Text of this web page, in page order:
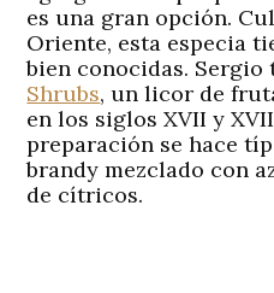
es una gran opción.
Oriente, esta especia
bien conocidas. Sergio
Shrubs, un licor de
en los siglos XVII y
preparación se hace
brandy mezclado con
de cítricos.